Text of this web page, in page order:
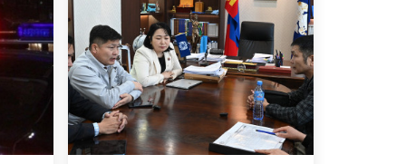
ҮР
НЭМЭЛТ БҮТЭЭГ…
2026/07/27